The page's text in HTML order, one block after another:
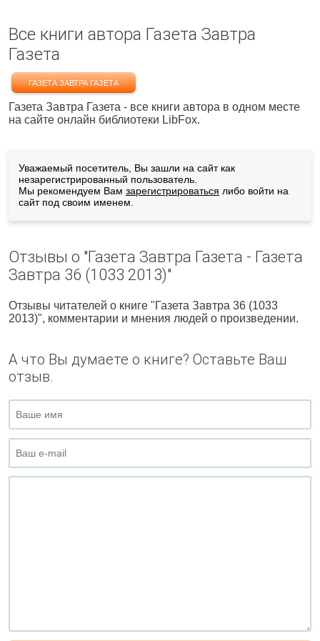
Все книги автора Газета Завтра
Газета
ГАЗЕТА ЗАВТРА ГАЗЕТА
Газета Завтра Газета - все книги автора в одном месте
на сайте онлайн библиотеки LibFox.
Уважаемый посетитель, Вы зашли на сайт как
незарегистрированный пользователь.
Мы рекомендуем Вам зарегистрироваться либо войти на
сайт под своим именем.
Отзывы о "Газета Завтра Газета - Газета
Завтра 36 (1033 2013)"
Отзывы читателей о книге "Газета Завтра 36 (1033
2013)", комментарии и мнения людей о произведении.
А что Вы думаете о книге? Оставьте Ваш
отзыв.